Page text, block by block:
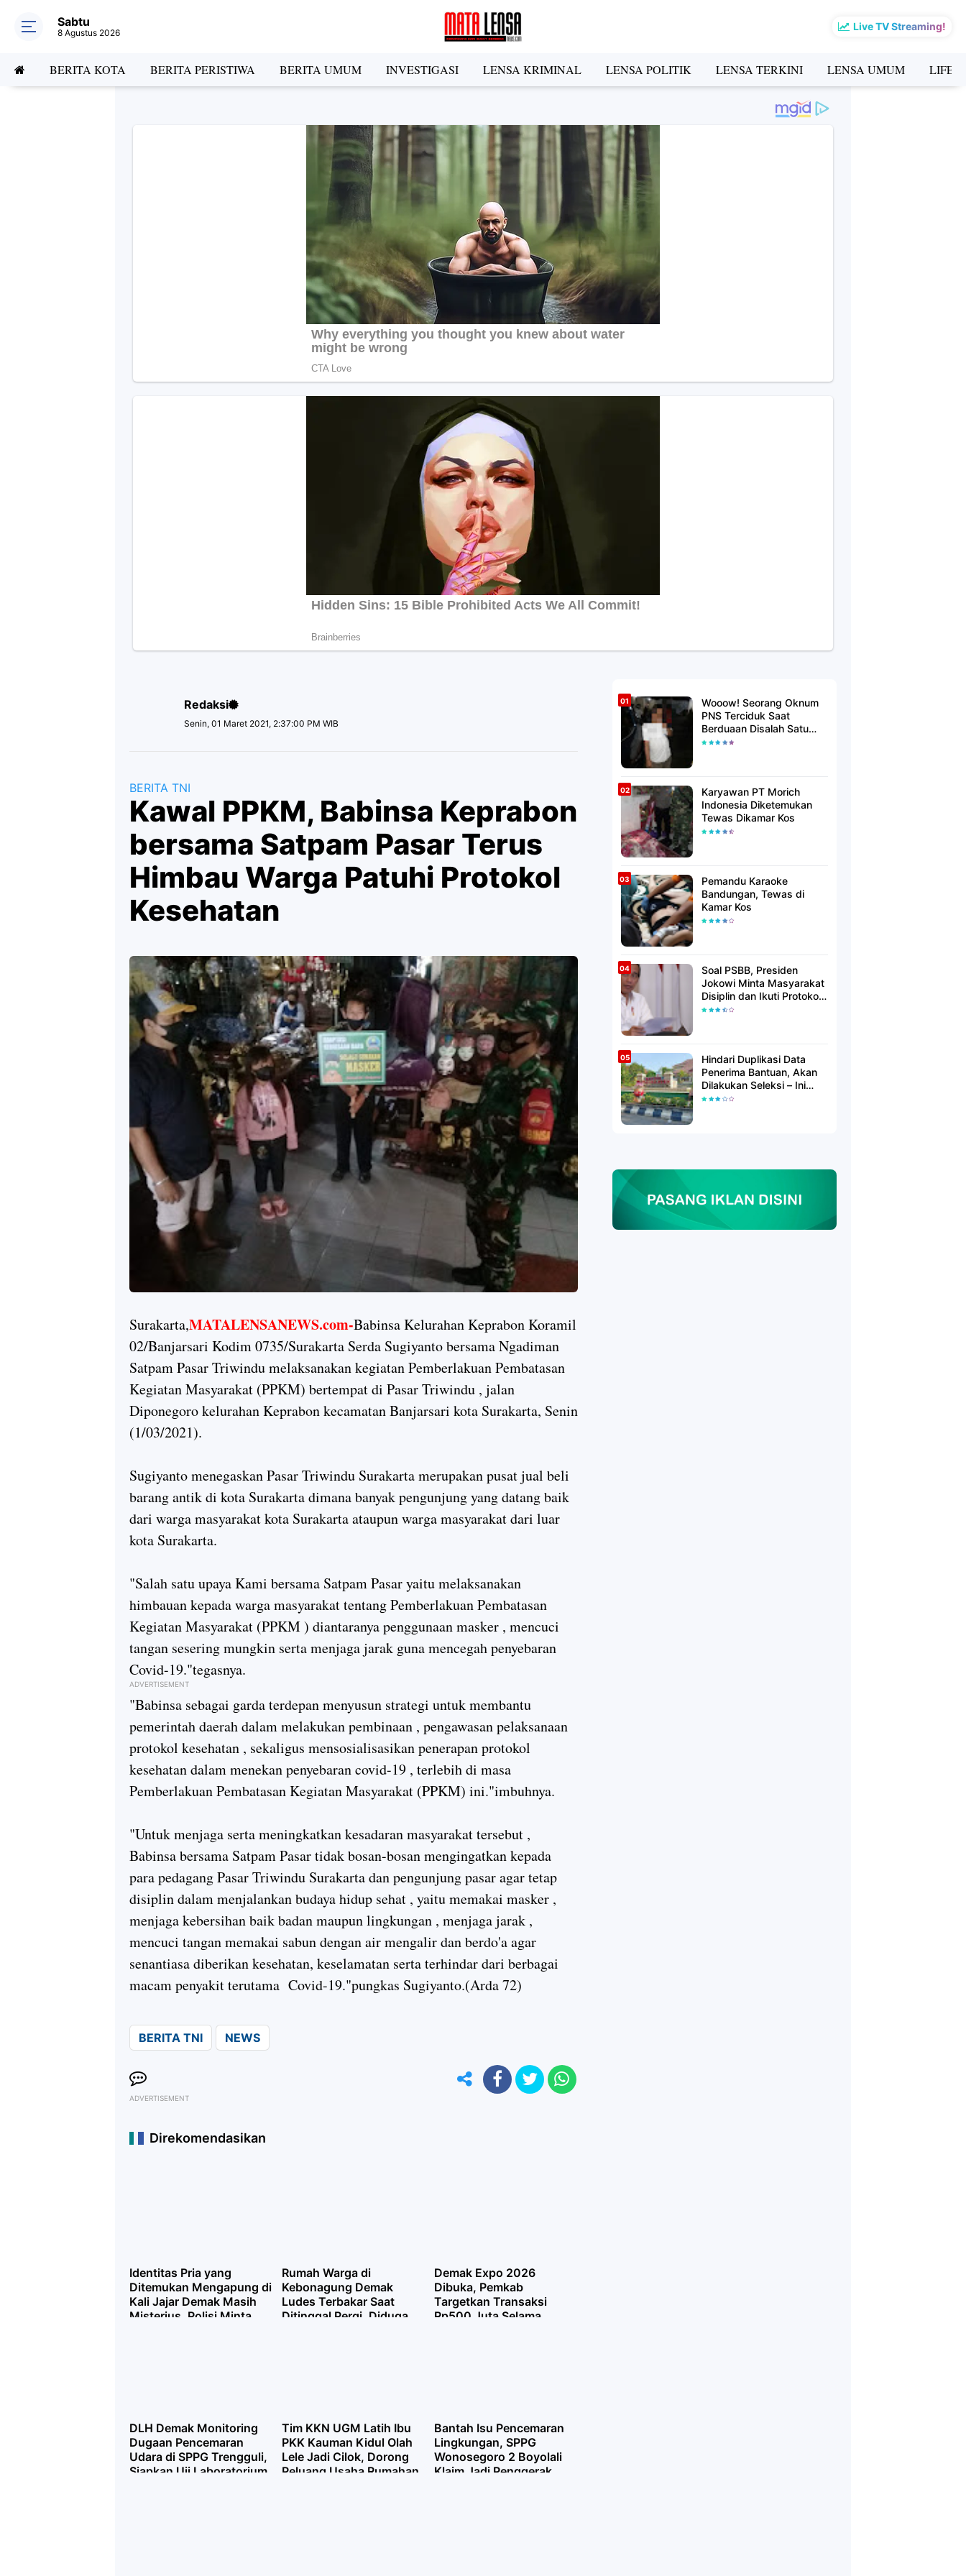
Live TV Streaming!
Sabtu
8 Agustus 2026
BERITA KOTA BERITA PERISTIWA BERITA UMUM INVESTIGASI LENSA KRIMINAL LENSA POLITIK LENSA TERKINI LENSA UMUM
Redaksi
Senin, 01 Maret 2021, 2:37:00 PM WIB
BERITA TNI
Kawal PPKM, Babinsa Keprabon
bersama Satpam Pasar Terus
Himbau Warga Patuhi Protokol
Kesehatan
Surakarta,MATALENSANEWS.com-Babinsa Kelurahan Keprabon Koramil
02/Banjarsari Kodim 0735/Surakarta Serda Sugiyanto bersama Ngadiman
Satpam Pasar Triwindu melaksanakan kegiatan Pemberlakuan Pembatasan
Kegiatan Masyarakat (PPKM) bertempat di Pasar Triwindu , jalan
Diponegoro kelurahan Keprabon kecamatan Banjarsari kota Surakarta, Senin
(1/03/2021).
Sugiyanto menegaskan Pasar Triwindu Surakarta merupakan pusat jual beli
barang antik di kota Surakarta dimana banyak pengunjung yang datang baik
dari warga masyarakat kota Surakarta ataupun warga masyarakat dari luar
kota Surakarta.
"Salah satu upaya Kami bersama Satpam Pasar yaitu melaksanakan
himbauan kepada warga masyarakat tentang Pemberlakuan Pembatasan
Kegiatan Masyarakat (PPKM ) diantaranya penggunaan masker , mencuci
tangan sesering mungkin serta menjaga jarak guna mencegah penyebaran
Covid-19."tegasnya.
ADVERTISEMENT
"Babinsa sebagai garda terdepan menyusun strategi untuk membantu
pemerintah daerah dalam melakukan pembinaan , pengawasan pelaksanaan
protokol kesehatan , sekaligus mensosialisasikan penerapan protokol
kesehatan dalam menekan penyebaran covid-19 , terlebih di masa
Pemberlakuan Pembatasan Kegiatan Masyarakat (PPKM) ini."imbuhnya.
"Untuk menjaga serta meningkatkan kesadaran masyarakat tersebut ,
Babinsa bersama Satpam Pasar tidak bosan-bosan mengingatkan kepada
para pedagang Pasar Triwindu Surakarta dan pengunjung pasar agar tetap
disiplin dalam menjalankan budaya hidup sehat , yaitu memakai masker ,
menjaga kebersihan baik badan maupun lingkungan , menjaga jarak ,
mencuci tangan memakai sabun dengan air mengalir dan berdo'a agar
senantiasa diberikan kesehatan, keselamatan serta terhindar dari berbagai
macam penyakit terutama Covid-19."pungkas Sugiyanto.(Arda 72)
BERITA TNI NEWS
ADVERTISEMENT
Direkomendasikan
Identitas Pria yang
Ditemukan Mengapung di
Kali Jajar Demak Masih
Misterius, Polisi Minta
Rumah Warga di
Kebonagung Demak
Ludes Terbakar Saat
Ditinggal Pergi, Diduga
Demak Expo 2026
Dibuka, Pemkab
Targetkan Transaksi
Rp500 Juta Selama
DLH Demak Monitoring
Dugaan Pencemaran
Udara di SPPG Trengguli,
Siapkan Uji Laboratorium
Tim KKN UGM Latih Ibu
PKK Kauman Kidul Olah
Lele Jadi Cilok, Dorong
Peluang Usaha Rumahan
Bantah Isu Pencemaran
Lingkungan, SPPG
Wonosegoro 2 Boyolali
Klaim Jadi Penggerak
Wooow! Seorang Oknum
PNS Terciduk Saat
Berduaan Disalah Satu
Kamar Hotel Salatiga
Karyawan PT Morich
Indonesia Diketemukan
Tewas Dikamar Kos
Pemandu Karaoke
Bandungan, Tewas di
Kamar Kos
Soal PSBB, Presiden
Jokowi Minta Masyarakat
Disiplin dan Ikuti Protokol
Kesehatan
Hindari Duplikasi Data
Penerima Bantuan, Akan
Dilakukan Seleksi – Ini
Penjelasanya